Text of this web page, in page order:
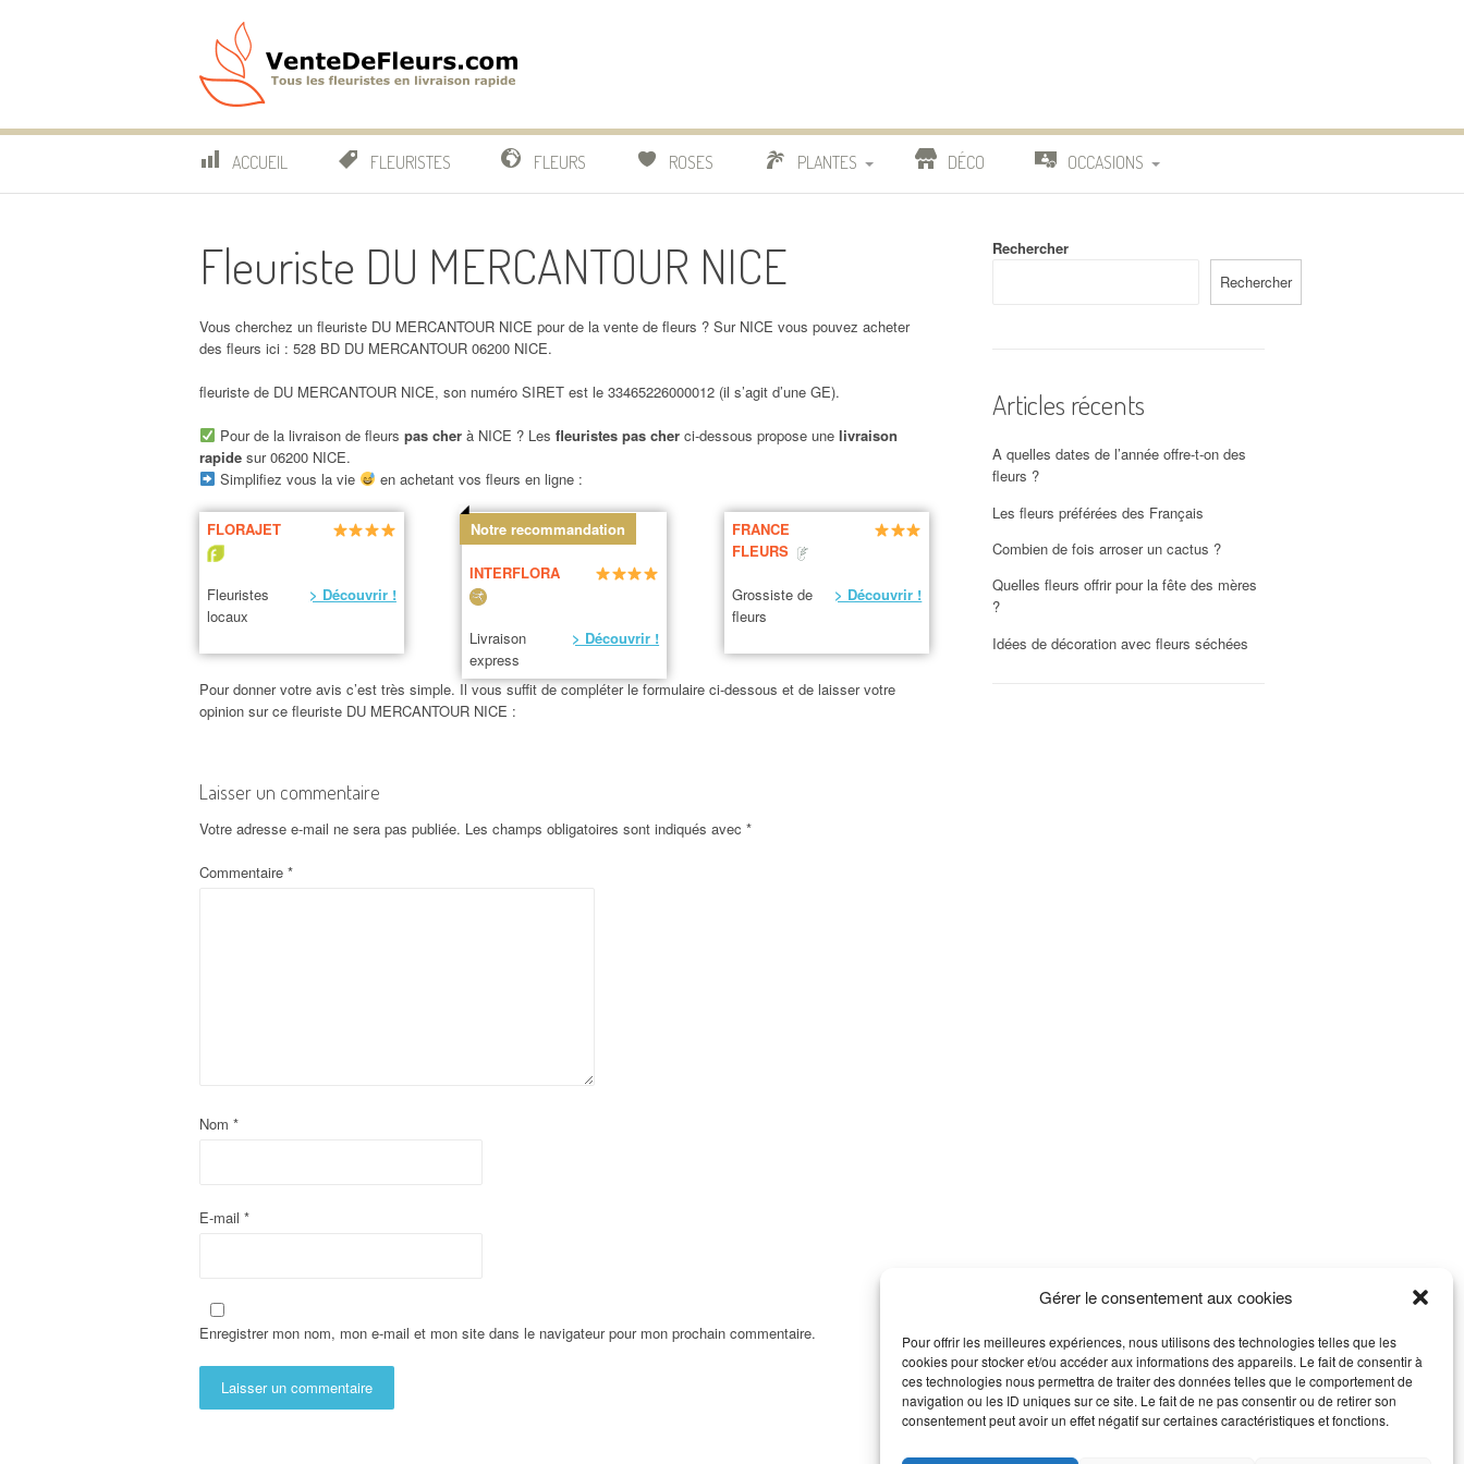
Gérer le consentement aux cookies
Pour offrir les meilleures expériences, nous utilisons des technologies telles que les
cookies pour stocker et/ou accéder aux informations des appareils. Le fait de consentir à
ces technologies nous permettra de traiter des données telles que le comportement de
navigation ou les ID uniques sur ce site. Le fait de ne pas consentir ou de retirer son
consentement peut avoir un effet négatif sur certaines caractéristiques et fonctions.
VenteDeFleurs.com
ACCUEIL FLEURISTES FLEURS ROSES PLANTES
CACTUS
BONSAI
DÉCO OCCASIONS
Fleuriste DU MERCANTOUR NICE
Vous cherchez un fleuriste DU MERCANTOUR NICE pour de la vente de fleurs ? Sur NICE vous pouvez acheter
des fleurs ici : 528 BD DU MERCANTOUR 06200 NICE.
fleuriste de DU MERCANTOUR NICE, son numéro SIRET est le 33465226000012 (il s’agit d’une GE).
Pour de la livraison de fleurs pas cherà NICE ? Les fleuristes pas cher ci-dessous propose une livraison
rapide sur 06200 NICE.
Simplifiez vous la vie
en achetant vos fleurs en ligne :
FLORAJET
Fleuristes
locaux
> Découvrir !
Notre recommandation
INTERFLORA
Livraison
express
> Découvrir !
FRANCE
FLEURS
Grossiste de
fleurs
> Découvrir !
Pour donner votre avis c’est très simple. Il vous suffit de compléter le formulaire ci-dessous et de laisser votre
opinion sur ce fleuriste DU MERCANTOUR NICE :
Laisser un commentaire
Votre adresse e-mail ne sera pas publiée. Les champs obligatoires sont indiqués avec *
Commentaire *
Nom *
E-mail *
Enregistrer mon nom, mon e-mail et mon site dans le navigateur pour mon prochain commentaire.
Rechercher
Rechercher
Articles récents
A quelles dates de l’année offre-t-on des
fleurs ?
Les fleurs préférées des Français
Combien de fois arroser un cactus ?
Quelles fleurs offrir pour la fête des mères
?
Idées de décoration avec fleurs séchées